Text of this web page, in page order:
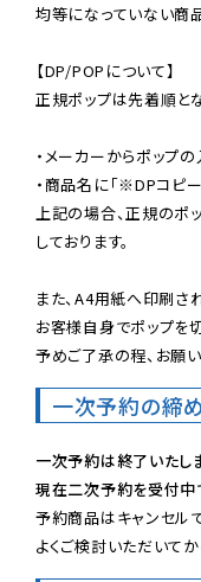
均等になっていない商
【DP/POPについて】
正規ポップは先着順とな
・メーカーからポップ
・商品名に「※DPコピ
上記の場合、正規のポ
しております。
また、A4用紙へ印刷さ
お客様自身でポップを
予めご了承の程、お願い
一次予約の締
一次予約は終了いたし
現在二次予約を受付中
予約商品はキャンセル
よくご検討いただいて